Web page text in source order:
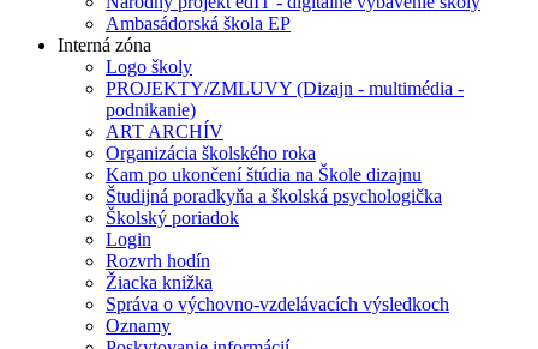
Ambasádorská škola EP
Interná zóna
Logo školy
PROJEKTY/ZMLUVY (Dizajn - multimédia -
podnikanie)
ART ARCHÍV
Organizácia školského roka
Kam po ukončení štúdia na Škole dizajnu
Študijná poradkyňa a školská psychologička
Školský poriadok
Login
Rozvrh hodín
Žiacka knižka
Správa o výchovno-vzdelávacích výsledkoch
Oznamy